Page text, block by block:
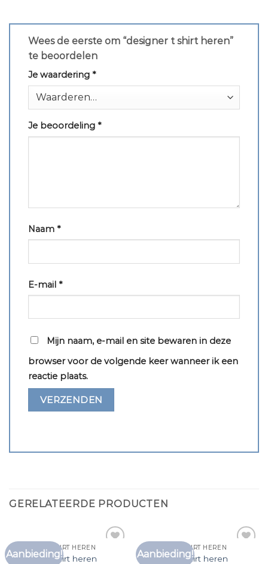
Wees de eerste om “designer t shirt heren”
te beoordelen
Je waardering *
Je beoordeling *
Naam *
E-mail *
Mijn naam, e-mail en site bewaren in deze
browser voor de volgende keer wanneer ik een
reactie plaats.
GERELATEERDE PRODUCTEN
Aanbieding!
DESIGNER T SHIRT HEREN
designer t shirt heren
Aanbieding!
DESIGNER T SHIRT HEREN
designer t shirt heren